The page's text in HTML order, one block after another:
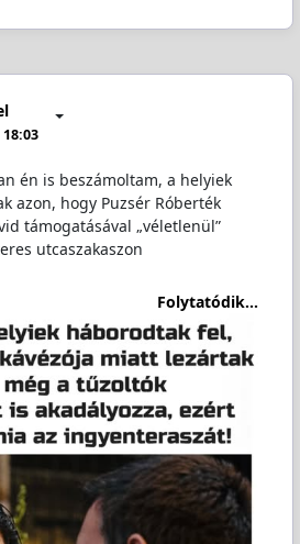
18:03
én is beszámoltam, a helyiek
azon, hogy Puzsér Róberték
támogatásával „véletlenül”
utcaszakaszon
Folytatódik...